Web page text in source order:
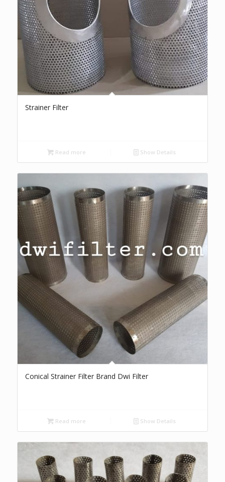
Strainer Filter
Read more Show Details
Conical Strainer Filter Brand Dwi Filter
Read more Show Details